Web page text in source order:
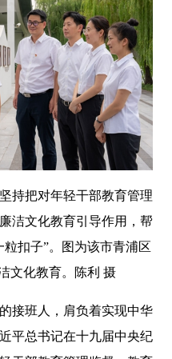
持把对年轻干部教育管理
洁文化教育引导作用，帮
扣子”。图为该市青浦区
文化教育。陈利 摄
班人，肩负着实现中华
平总书记在十九届中央纪